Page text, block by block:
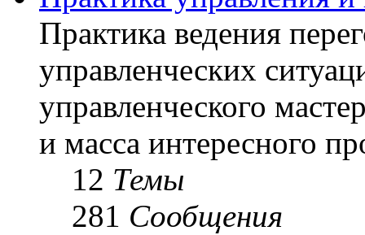
Практика ведения
управленческих
управленческого
и масса интересного
12 Темы
281 Сообщения